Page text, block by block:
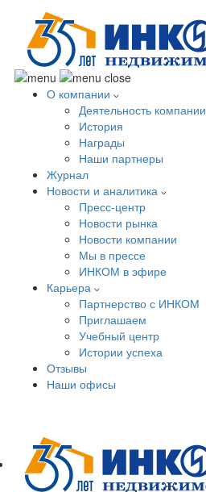
О компании
Деятельность компании
История
Награды
Наши партнеры
Журнал
Новости и аналитика
Пресс-центр
Новости рынка
Новости компании
Мы в прессе
ИНКОМ в эфире
Карьера
Партнерство с ИНКОМ
Приглашаем
Учебный центр
Истории успеха
Отзывы
Наши офисы